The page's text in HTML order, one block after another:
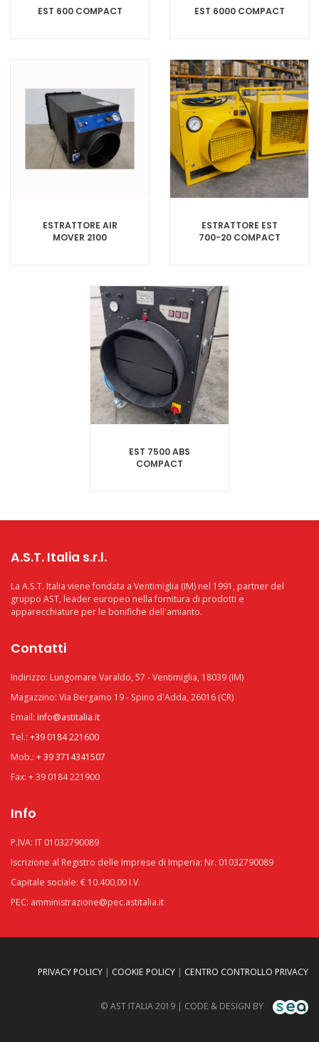
EST 600 COMPACT EST 6000 COMPACT
ESTRATTORE AIR
MOVER 2100
ESTRATTORE EST
700-20 COMPACT
EST 7500 ABS
COMPACT
A.S.T. Italia s.r.l.
La A.S.T. Italia viene fondata a Ventimiglia (IM) nel 1991, partner del
gruppo AST, leader europeo nella fornitura di prodotti e
apparecchiature per le bonifiche dell'amianto.
Contatti
Indirizzo: Lungomare Varaldo, 57 - Ventimiglia, 18039 (IM)
Magazzino: Via Bergamo 19 - Spino d'Adda, 26016 (CR)
Email: info@astitalia.it
Tel.: +39 0184 221600
Mob.: + 39 3714341507
Fax: + 39 0184 221900
Info
P.IVA: IT 01032790089
Iscrizione al Registro delle Imprese di Imperia: Nr. 01032790089
Capitale sociale: € 10.400,00 I.V.
PEC: amministrazione@pec.astitalia.it
PRIVACY POLICY | COOKIE POLICY | CENTRO CONTROLLO PRIVACY
© AST ITALIA 2019 | CODE & DESIGN BY